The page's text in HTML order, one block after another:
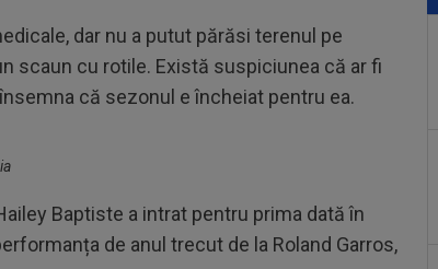
dar nu a putut părăsi terenul pe
scaun cu rotile. Există suspiciunea că ar fi
că sezonul e încheiat pentru ea.
Baptiste a intrat pentru prima dată în
de anul trecut de la Roland Garros,